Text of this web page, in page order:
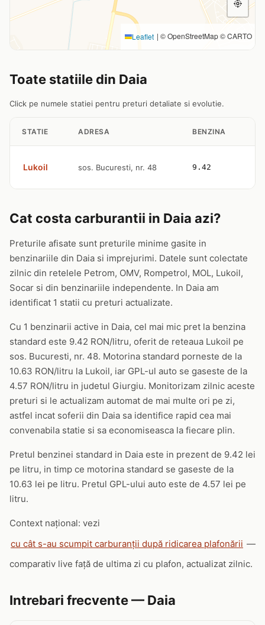
Leaflet | © OpenStreetMap © CARTO
Toate statiile din Daia
Click pe numele statiei pentru preturi detaliate si evolutie.
STATIE ADRESA BENZINA
Lukoil sos. Bucuresti, nr. 48 9.42
Cat costa carburantii in Daia azi?
Preturile afisate sunt preturile minime gasite in
benzinariile din Daia si imprejurimi. Datele sunt colectate
zilnic din retelele Petrom, OMV, Rompetrol, MOL, Lukoil,
Socar si din benzinariile independente. In Daia am
identificat 1 statii cu preturi actualizate.
Cu 1 benzinarii active in Daia, cel mai mic pret la benzina
standard este 9.42 RON/litru, oferit de reteaua Lukoil pe
sos. Bucuresti, nr. 48. Motorina standard porneste de la
10.63 RON/litru la Lukoil, iar GPL-ul auto se gaseste de la
4.57 RON/litru in judetul Giurgiu. Monitorizam zilnic aceste
preturi si le actualizam automat de mai multe ori pe zi,
astfel incat soferii din Daia sa identifice rapid cea mai
convenabila statie si sa economiseasca la fiecare plin.
Pretul benzinei standard in Daia este in prezent de 9.42 lei
pe litru, in timp ce motorina standard se gaseste de la
10.63 lei pe litru. Pretul GPL-ului auto este de 4.57 lei pe
litru.
Context național: vezi
cu cât s-au scumpit carburanții după ridicarea plafonării —
comparativ live față de ultima zi cu plafon, actualizat zilnic.
Intrebari frecvente — Daia